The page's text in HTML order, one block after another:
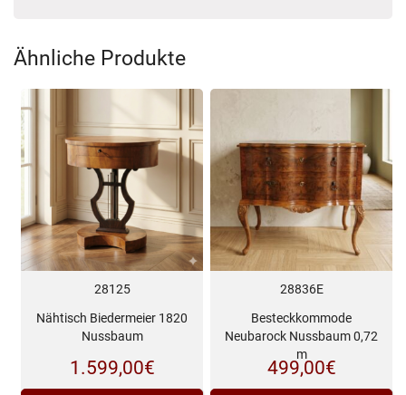
Ähnliche Produkte
28125
Nähtisch Biedermeier 1820
Nussbaum
1.599,00€
28836E
Besteckkommode
Neubarock Nussbaum 0,72
m
499,00€